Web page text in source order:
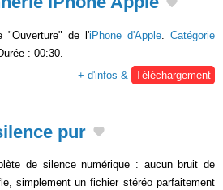
"Ouverture" de l'iPhone d'Apple
Catégorie
: 00:30.
+ d'infos &
Téléchargement
pur
de silence numérique : aucun bruit de
simplement un fichier stéréo parfaitement